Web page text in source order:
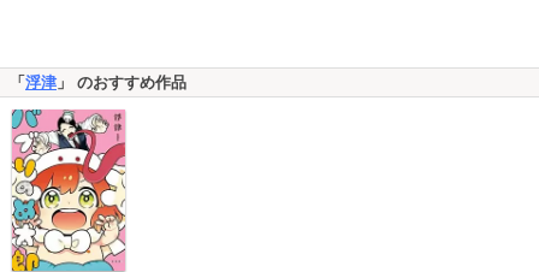
「 浮津 」 のおすすめ作品